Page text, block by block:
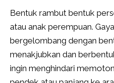
Bentuk rambut bentuk
atau anak perempuan.
bergelombang dengan
menakjubkan dan
ingin menghindari